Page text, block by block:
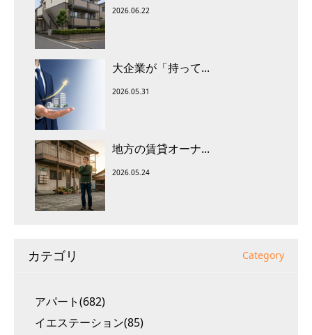
2026.06.22
大企業が「持って...
2026.05.31
地方の賃貸オーナ...
2026.05.24
カテゴリ Category
アパート(682)
イエステーション(85)